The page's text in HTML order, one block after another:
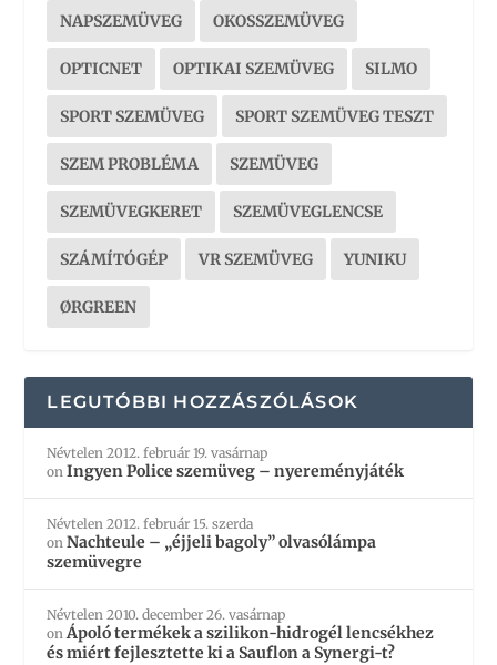
NAPSZEMÜVEG OKOSSZEMÜVEG
OPTICNET OPTIKAI SZEMÜVEG SILMO
SPORT SZEMÜVEG SPORT SZEMÜVEG TESZT
SZEM PROBLÉMA SZEMÜVEG
SZEMÜVEGKERET SZEMÜVEGLENCSE
SZÁMÍTÓGÉP VR SZEMÜVEG YUNIKU
ØRGREEN
LEGUTÓBBI HOZZÁSZÓLÁSOK
Névtelen 2012. február 19. vasárnap
onIngyen Police szemüveg – nyereményjáték
Névtelen 2012. február 15. szerda
onNachteule – „éjjeli bagoly” olvasólámpa
szemüvegre
Névtelen 2010. december 26. vasárnap
onÁpoló termékek a szilikon-hidrogél lencsékhez
és miért fejlesztette ki a Sauflon a Synergi-t?